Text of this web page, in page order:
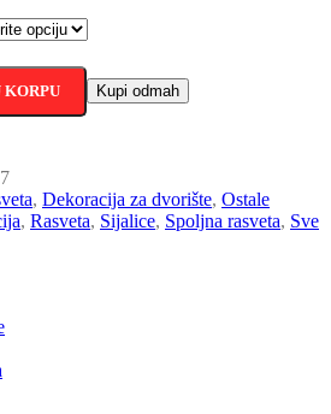
količina
KORPU Kupi odmah
, Dekoracija za dvorište, Ostale
, Rasveta, Sijalice, Spoljna rasveta, Sve